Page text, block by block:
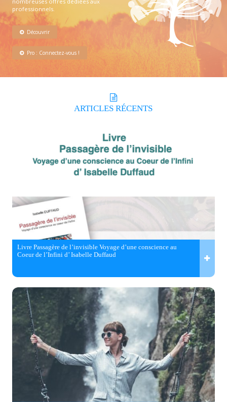
professionnels.
Découvrir
Pro : Connectez-vous !
ARTICLES RÉCENTS
Livre Passagère de l’invisible Voyage d’une conscience au
Coeur de l’Infini d’ Isabelle Duffaud